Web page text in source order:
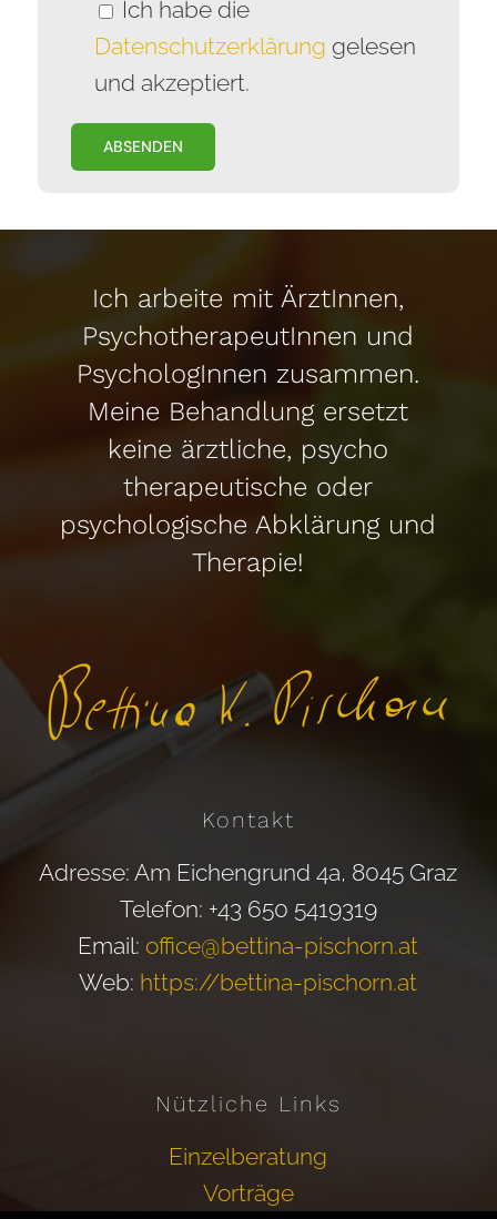
Ich habe die
Datenschutzerklärung gelesen
und akzeptiert.
Ich arbeite mit ÄrztInnen,
PsychotherapeutInnen und
PsychologInnen zusammen.
Meine Behandlung ersetzt
keine ärztliche, psycho
therapeutische oder
psychologische Abklärung und
Therapie!
Kontakt
Adresse: Am Eichengrund 4a, 8045 Graz
Telefon: +43 650 5419319
Email: office@bettina-pischorn.at
Web: https://bettina-pischorn.at
Nützliche Links
Einzelberatung
Vorträge